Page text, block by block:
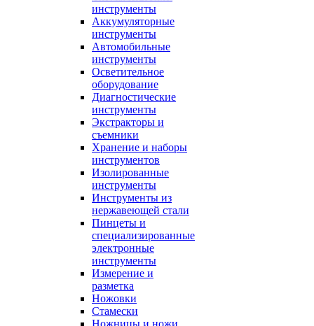
инструменты
Аккумуляторные
инструменты
Автомобильные
инструменты
Осветительное
оборудование
Диагностические
инструменты
Экстракторы и
съемники
Хранение и наборы
инструментов
Изолированные
инструменты
Инструменты из
нержавеющей стали
Пинцеты и
специализированные
электронные
инструменты
Измерение и
разметка
Ножовки
Стамески
Ножницы и ножи